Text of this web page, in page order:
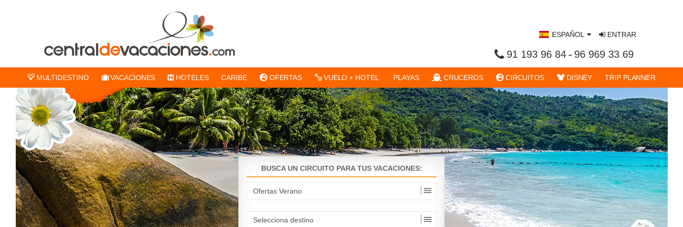
ESPAÑOL
91 193 96 84 96 969 33 69
ENTRAR
MULTIDESTINO VACACIONES HOTELES CARIBE OFERTAS VUELO + HOTEL PLAYAS CRUCEROS CIRCUITOS DISNEY TRIP PLANNER
BUSCA UN CIRCUITO PARA TUS VACACIONES: